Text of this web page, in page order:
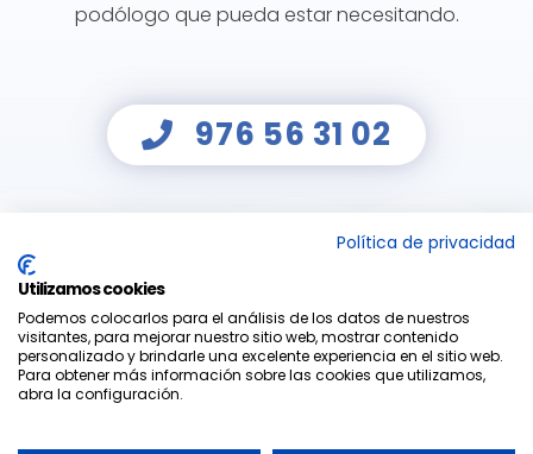
podólogo que pueda estar necesitando.
976 56 31 02
Política de privacidad
Utilizamos cookies
Podemos colocarlos para el análisis de los datos de nuestros
visitantes, para mejorar nuestro sitio web, mostrar contenido
personalizado y brindarle una excelente experiencia en el sitio web.
Para obtener más información sobre las cookies que utilizamos,
abra la configuración.